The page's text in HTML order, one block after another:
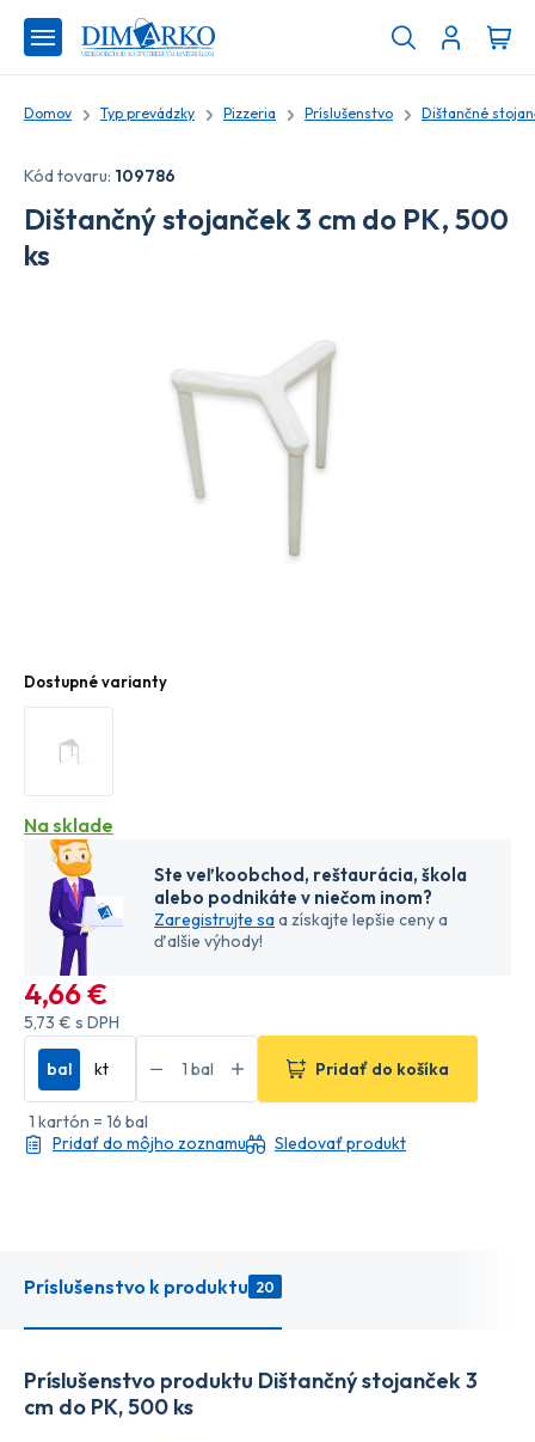
Domov Typ prevádzky Pizzeria Príslušenstvo Dištančné
Dištančný stojanček 3 cm do PK, 500
ks
Kód tovaru: 109786
Dostupné varianty
Na sklade
4,66 €
5,73 € s DPH
Ste veľkoobchod, reštaurácia, škola
alebo podnikáte v niečom inom?
Zaregistrujte saa získajte lepšie ceny a
ďalšie výhody!
bal kt Pridať do košíka
1 kartón = 16 bal
Pridať do môjho zoznamu
Sledovať produkt
Príslušenstvo k produktu 20
Príslušenstvo produktu Dištančný stojanček 3
cm do PK, 500 ks